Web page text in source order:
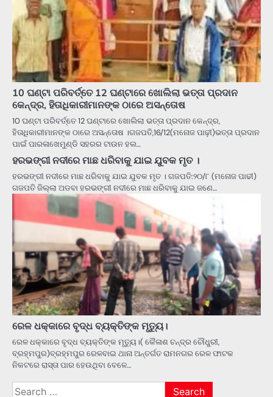
10 ଘଣ୍ଟା ପରିବର୍ତ୍ତେ 12 ଘଣ୍ଟାରେ ଖୋଲିଲା ଭତ୍ତା ପ୍ରଦାନ
କେନ୍ଦ୍ର, ହିତାଧିକାରୀମାନଙ୍କ ଠାରେ ଅସନ୍ତୋଷ
10 ଘଣ୍ଟା ପରିବର୍ତ୍ତେ 12 ଘଣ୍ଟାରେ ଖୋଲିଲା ଭତ୍ତା ପ୍ରଦାନ କେନ୍ଦ୍ର,
ହିତାଧିକାରୀମାନଙ୍କ ଠାରେ ଅସନ୍ତୋଷ ।ଗଜପତି,16/12(ମନୋଜ ପାଢ଼ୀ)ଭତ୍ତା ପ୍ରଦାନ
ପାଇଁ ପାରଳାଖେମୁଣ୍ଡି ସହରର ଟାଉନ ହଲ…
ହରଭଙ୍ଗୀ ନଦୀରେ ମାଛ ଧରିବାକୁ ଯାଇ ଯୁବକ ମୃତ ।
ହରଭଙ୍ଗୀ ନଦୀରେ ମାଛ ଧରିବାକୁ ଯାଇ ଯୁବକ ମୃତ । ଗଜପତି:୨୦/୮ (ମନୋଜ ପାଢୀ)
ଗଜପତି ଜିଲ୍ଲା ଅଡବା ହରଭଙ୍ଗୀ ନଦୀରେ ମାଛ ଧରିବାକୁ ଯାଇ ଜଣେ…
ରେଳ ଧକ୍କାରେ ବୃଦ୍ଧ ବ୍ୟକ୍ତିଙ୍କ ମୃତ୍ୟୁ।
ରେଳ ଧକ୍କାରେ ବୃଦ୍ଧ ବ୍ୟକ୍ତିଙ୍କ ମୃତ୍ୟୁ।( କୈଳାଶ ଚନ୍ଦ୍ର ଚୌଧୁରୀ,
ବ୍ରହ୍ମପୁର)ବ୍ରହ୍ମପୁର ରେଳବାଇ ଥାନା ଅନ୍ତର୍ଗତ ରାମନଗର ରେଳ ଫାଟକ
ନିକଟରେ ରାସ୍ତା ପାର ହେଉଥିବା ବେଳେ…
Search